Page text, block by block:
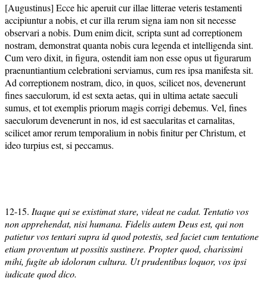
[Augustinus] Ecce hic aperuit cur illae litterae veteris testamenti
accipiuntur a nobis, et cur illa rerum signa iam non sit necesse
observari a nobis. Dum enim dicit, scripta sunt ad correptionem
nostram, demonstrat quanta nobis cura legenda et intelligenda sint.
Cum vero dixit, in figura, ostendit iam non esse opus ut figurarum
praenuntiantium celebrationi serviamus, cum res ipsa manifesta sit.
Ad correptionem nostram, dico, in quos, scilicet nos, devenerunt
fines saeculorum, id est sexta aetas, qui in ultima aetate saeculi
sumus, et tot exemplis priorum magis corrigi debemus. Vel, fines
saeculorum devenerunt in nos, id est saecularitas et carnalitas,
scilicet amor rerum temporalium in nobis finitur per Christum, et
ideo turpius est, si peccamus.
12-15. Itaque qui se existimat stare, videat ne cadat. Tentatio vos
non apprehendat, nisi humana. Fidelis autem Deus est, qui non
patietur vos tentari supra id quod potestis, sed faciet cum tentatione
etiam proventum ut possitis sustinere. Propter quod, charissimi
mihi, fugite ab idolorum cultura. Ut prudentibus loquor, vos ipsi
iudicate quod dico.